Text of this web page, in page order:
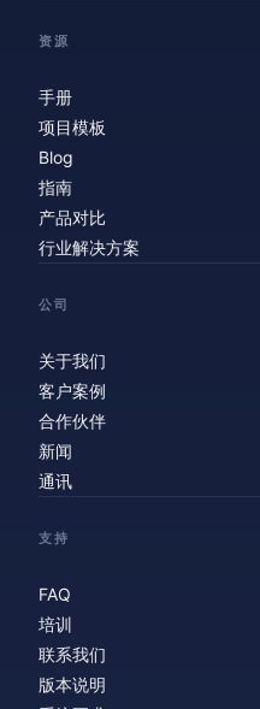
资源
手册
项目模板
Blog
指南
产品对比
行业解决方案
公司
关于我们
客户案例
合作伙伴
新闻
通讯
支持
FAQ
培训
联系我们
版本说明